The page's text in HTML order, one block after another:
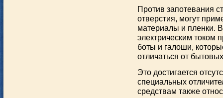
Против запотевания
отверстия, могут
материалы и пленки.
электрическим током
боты и галоши,
отличаться от
Это достигается
специальных
средствам также